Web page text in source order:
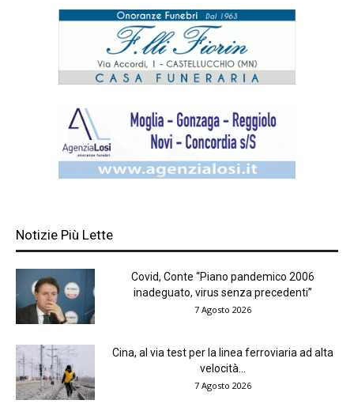
Notizie Più Lette
Covid, Conte “Piano pandemico 2006
inadeguato, virus senza precedenti”
7 Agosto 2026
Cina, al via test per la linea ferroviaria ad alta
velocità...
7 Agosto 2026